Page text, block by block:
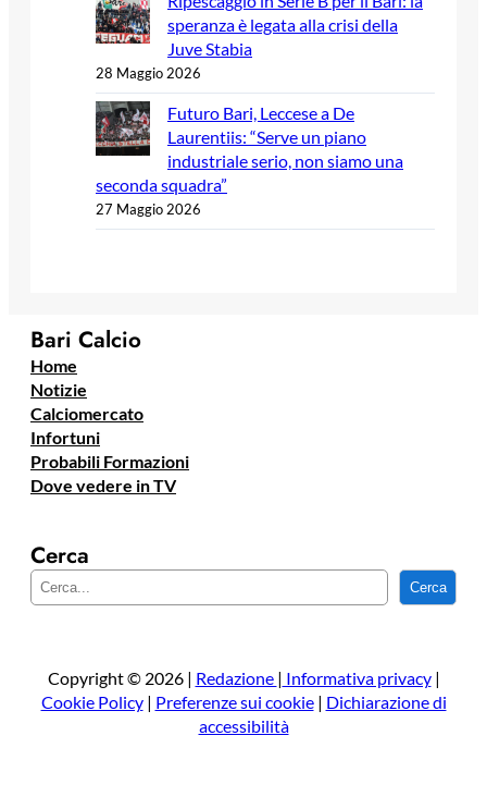
speranza è legata alla crisi della
Juve Stabia
28 Maggio 2026
Futuro Bari, Leccese a De
Laurentiis: “Serve un piano
industriale serio, non siamo una
seconda squadra”
27 Maggio 2026
Bari Calcio
Home
Notizie
Calciomercato
Infortuni
Probabili Formazioni
Dove vedere in TV
Cerca
e
a
Cerca
Copyright © 2026 | Redazione | Informativa privacy|
Cookie Policy| Preferenze sui cookie| Dichiarazione di
accessibilità